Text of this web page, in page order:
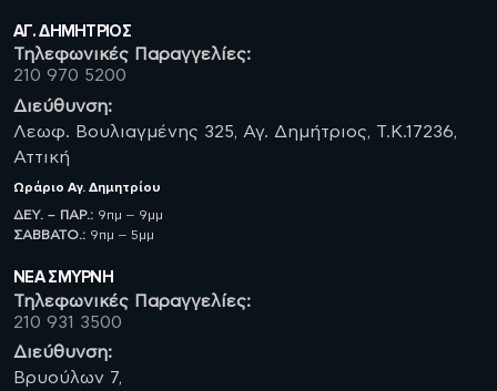
ΑΓ. ΔΗΜΗΤΡΙΟΣ
Τηλεφωνικές Παραγγελίες:
210 970 5200
Διεύθυνση:
Λεωφ. Βουλιαγμένης 325, Αγ. Δημήτριος, Τ.Κ.17236,
Αττική
Ωράριο Αγ. Δημητρίου
ΔΕΥ. – ΠΑΡ.: 9πμ – 9μμ
ΣΑΒBATO.: 9πμ – 5μμ
ΝΈΑ ΣΜΥΡΝΗ
Τηλεφωνικές Παραγγελίες:
210 931 3500
Διεύθυνση:
Βρυούλων 7,